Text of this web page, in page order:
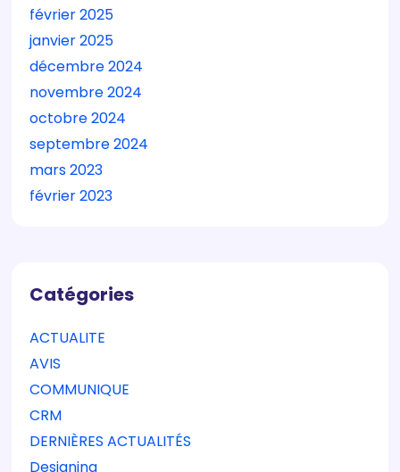
février 2025
janvier 2025
décembre 2024
novembre 2024
octobre 2024
septembre 2024
mars 2023
février 2023
Catégories
ACTUALITE
AVIS
COMMUNIQUE
CRM
DERNIÈRES ACTUALITÉS
Designing